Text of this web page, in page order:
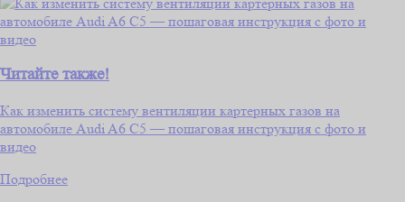
Читайте также!
Как изменить систему вентиляции картерных газов на
автомобиле Audi A6 C5 — пошаговая инструкция с фото и
видео
Подробнее